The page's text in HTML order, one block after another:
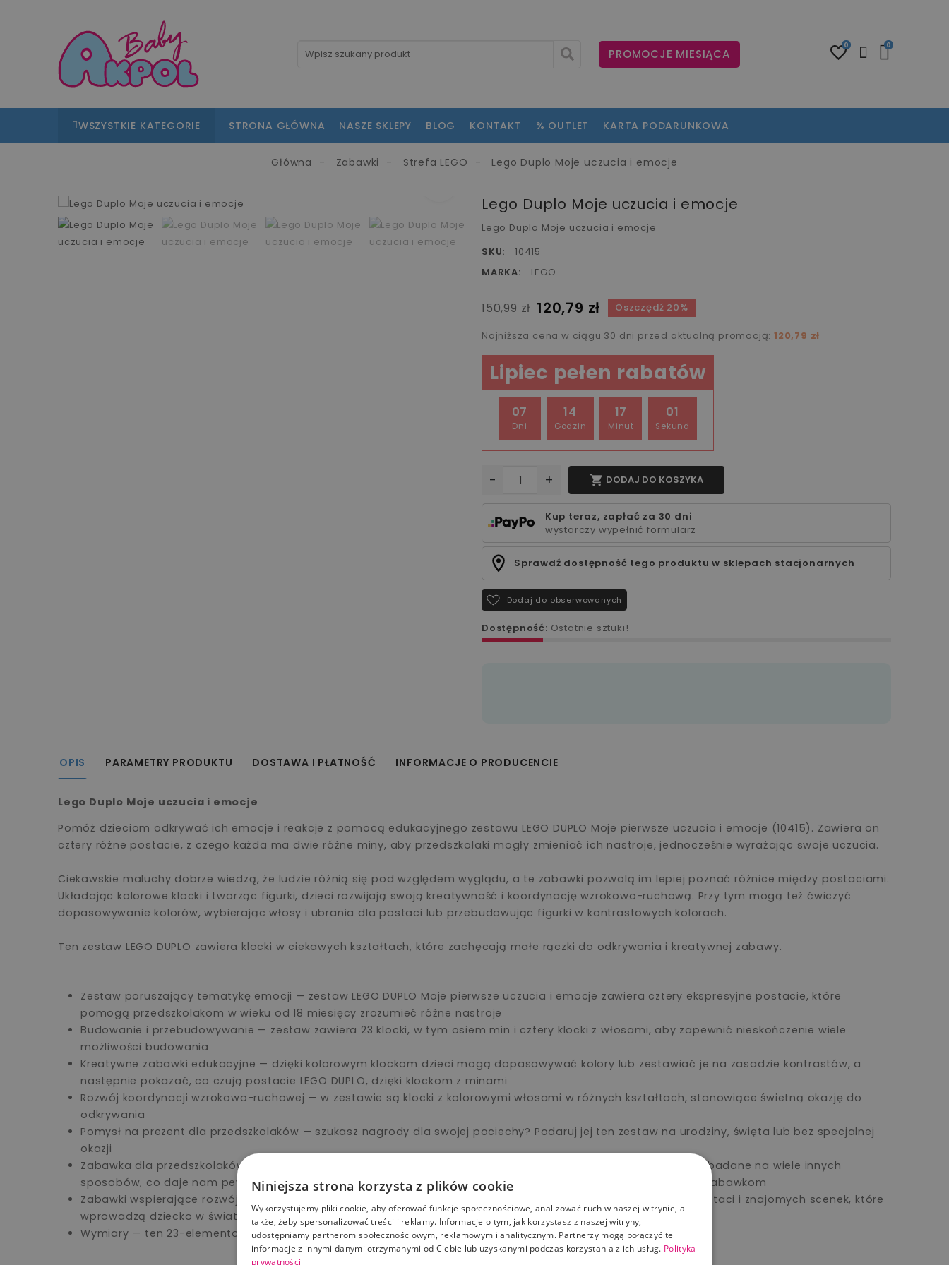
PROMOCJE MIESIĄCA
0 0
WSZYSTKIE KATEGORIE STRONA GŁÓWNA NASZE SKLEPY BLOG KONTAKT % OUTLET KARTA PODARUNKOWA
Główna Zabawki Strefa LEGO Lego Duplo Moje uczucia i emocje
Lego Duplo Moje uczucia i emocje
Lego Duplo Moje uczucia i emocje
SKU:
10415
MARKA:
LEGO
150,99 zł 120,79 zł Oszczędź 20%
Najniższa cena w ciągu 30 dni przed aktualną promocją: 120,79 zł
Lipiec pełen rabatów
07
Dni
14
Godzin
17
Minut
01
Sekund
- +  DODAJ DO KOSZYKA
Kup teraz, zapłać za 30 dni
wystarczy wypełnić formularz
Sprawdź dostępność tego produktu w sklepach stacjonarnych
Dodaj do obserwowanych
Dostępność: Ostatnie sztuki!
OPIS PARAMETRY PRODUKTU DOSTAWA I PŁATNOŚĆ INFORMACJE O PRODUCENCIE
Lego Duplo Moje uczucia i emocje
Pomóż dzieciom odkrywać ich emocje i reakcje z pomocą edukacyjnego zestawu LEGO DUPLO Moje pierwsze uczucia i emocje (10415). Zawiera on
cztery różne postacie, z czego każda ma dwie różne miny, aby przedszkolaki mogły zmieniać ich nastroje, jednocześnie wyrażając swoje uczucia.
Ciekawskie maluchy dobrze wiedzą, że ludzie różnią się pod względem wyglądu, a te zabawki pozwolą im lepiej poznać różnice między postaciami.
Układając kolorowe klocki i tworząc figurki, dzieci rozwijają swoją kreatywność i koordynację wzrokowo-ruchową. Przy tym mogą też ćwiczyć
dopasowywanie kolorów, wybierając włosy i ubrania dla postaci lub przebudowując figurki w kontrastowych kolorach.
Ten zestaw LEGO DUPLO zawiera klocki w ciekawych kształtach, które zachęcają małe rączki do odkrywania i kreatywnej zabawy.
Zestaw poruszający tematykę emocji — zestaw LEGO DUPLO Moje pierwsze uczucia i emocje zawiera cztery ekspresyjne postacie, które
pomogą przedszkolakom w wieku od 18 miesięcy zrozumieć różne nastroje
Budowanie i przebudowywanie — zestaw zawiera 23 klocki, w tym osiem min i cztery klocki z włosami, aby zapewnić nieskończenie wiele
możliwości budowania
Kreatywne zabawki edukacyjne — dzięki kolorowym klockom dzieci mogą dopasowywać kolory lub zestawiać je na zasadzie kontrastów, a
następnie pokazać, co czują postacie LEGO DUPLO, dzięki klockom z minami
Rozwój koordynacji wzrokowo-ruchowej — w zestawie są klocki z kolorowymi włosami w różnych kształtach, stanowiące świetną okazję do
odkrywania
Pomysł na prezent dla przedszkolaków — szukasz nagrody dla swojej pociechy? Podaruj jej ten zestaw na urodziny, święta lub bez specjalnej
okazji
Zabawka dla przedszkolaków — klocki i elementy LEGO DUPLO są zrzucane, podgrzewane, zgniatane, skręcane i badane na wiele innych
sposobów, co daje nam pewność, że każdy z nich spełnia rygorystyczne standardy bezpieczeństwa stawiane zabawkom
Zabawki wspierające rozwój emocjonalny i społeczny — inkluzywne zestawy LEGO® DUPLO® są pełne różnych postaci i znajomych scenek, które
wprowadzą dziecko w świat swobodnej zabawy
Wymiary — ten 23-elementowy zestaw ma 12 cm wysokości
Niniejsza strona korzysta z plików cookie
Wykorzystujemy pliki cookie, aby oferować funkcje społecznościowe, analizować ruch w naszej witrynie, a
także, żeby spersonalizować treści i reklamy. Informacje o tym, jak korzystasz z naszej witryny,
udostępniamy partnerom społecznościowym, reklamowym i analitycznym. Partnerzy mogą połączyć te
informacje z innymi danymi otrzymanymi od Ciebie lub uzyskanymi podczas korzystania z ich usług. Polityka
prywatności